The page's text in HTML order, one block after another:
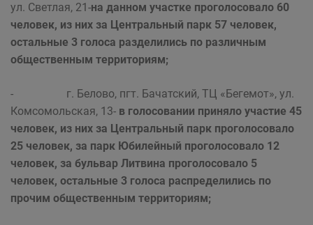
ул. Светлая, 21-на данном участке проголосовало 60
человек, из них за Центральный парк 57 человек,
остальные 3 голоса разделились по различным
общественным территориям;
- г. Белово, пгт. Бачатский, ТЦ «Бегемот», ул.
Комсомольская, 13- в голосовании приняло участие 45
человек, из них за Центральный парк проголосовало
25 человек, за парк Юбилейный проголосовало 12
человек, за бульвар Литвина проголосовало 5
человек, остальные 3 голоса распределились по
прочим общественным территориям;